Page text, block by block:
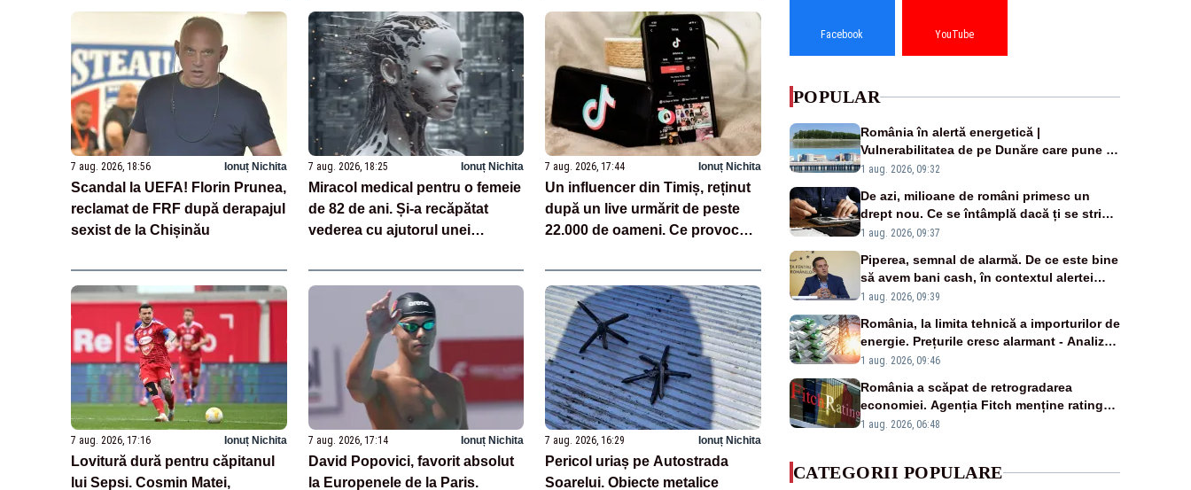
7 aug. 2026, 18:56 Ionuț Nichita
Scandal la UEFA! Florin Prunea,
reclamat de FRF după derapajul
sexist de la Chișinău
7 aug. 2026, 18:25 Ionuț Nichita
Miracol medical pentru o femeie
de 82 de ani. Și-a recăpătat
vederea cu ajutorul unei
7 aug. 2026, 17:44 Ionuț Nichita
Un influencer din Timiș, reținut
după un live urmărit de peste
22.000 de oameni. Ce provocări
7 aug. 2026, 17:16 Ionuț Nichita
Lovitură dură pentru căpitanul
lui Sepsi. Cosmin Matei,
7 aug. 2026, 17:14 Ionuț Nichita
David Popovici, favorit absolut
la Europenele de la Paris.
7 aug. 2026, 16:29 Ionuț Nichita
Pericol uriaș pe Autostrada
Soarelui. Obiecte metalice
Facebook YouTube
POPULAR
România în alertă energetică |
Vulnerabilitatea de pe Dunăre care pune în
pericol Centrala Cernavodă era cunoscută
1 aug. 2026, 09:32
De azi, milioane de români primesc un
drept nou. Ce se întâmplă dacă ți se strică
un produs
1 aug. 2026, 09:37
Piperea, semnal de alarmă. De ce este bine
să avem bani cash, în contextul alertei
energetice?
1 aug. 2026, 09:39
România, la limita tehnică a importurilor de
energie. Prețurile cresc alarmant - Analiză
Realitatea Plus
1 aug. 2026, 09:46
România a scăpat de retrogradarea
economiei. Agenția Fitch menține ratingul
„BBB-” cu perspectivă negativă
1 aug. 2026, 06:48
CATEGORII POPULARE